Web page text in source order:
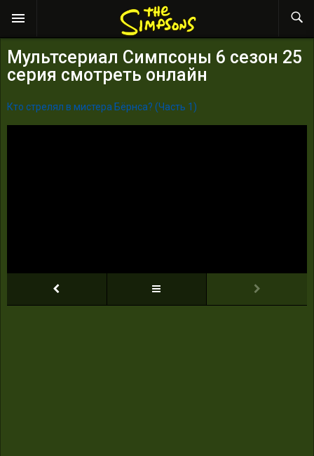
Мультсериал Симпсоны 6 сезон 25
серия смотреть онлайн
Кто стрелял в мистера Бёрнса? (Часть 1)